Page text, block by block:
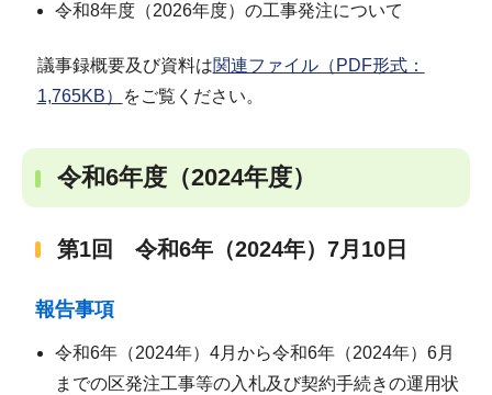
令和8年度（2026年度）の工事発注について
議事録概要及び資料は関連ファイル（PDF形式：
1,765KB）
をご覧ください。
令和6年度（2024年度）
第1回 令和6年（2024年）7月10日
報告事項
令和6年（2024年）4月から令和6年（2024年）6月
までの区発注工事等の入札及び契約手続きの運用状